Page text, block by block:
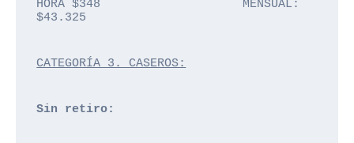
HORA $348                    MENSUAL:
$43.325
CATEGORÍA 3. CASEROS:
Sin retiro: